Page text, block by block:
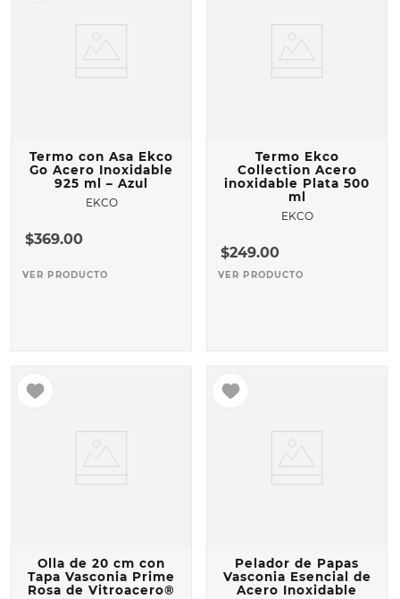
Termo con Asa Ekco
Go Acero Inoxidable
925 ml – Azul
EKCO
$369.00
VER PRODUCTO
Termo Ekco
Collection Acero
inoxidable Plata 500
ml
EKCO
$249.00
VER PRODUCTO
Olla de 20 cm con
Tapa Vasconia Prime
Rosa de Vitroacero®
Pelador de Papas
Vasconia Esencial de
Acero Inoxidable